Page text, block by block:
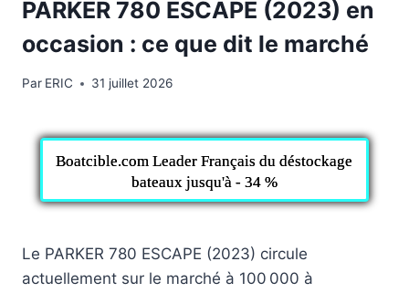
PARKER 780 ESCAPE (2023) en
occasion : ce que dit le marché
Par ERIC 31 juillet 2026
Boatcible.com Leader Français du déstockage
bateaux jusqu'à - 34 %
Le PARKER 780 ESCAPE (2023) circule
actuellement sur le marché à 100 000 à